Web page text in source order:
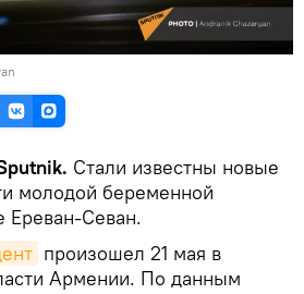
Стали известны новые
молодой беременной
Ереван-Севан.
произошел 21 мая в
Армении. По данным